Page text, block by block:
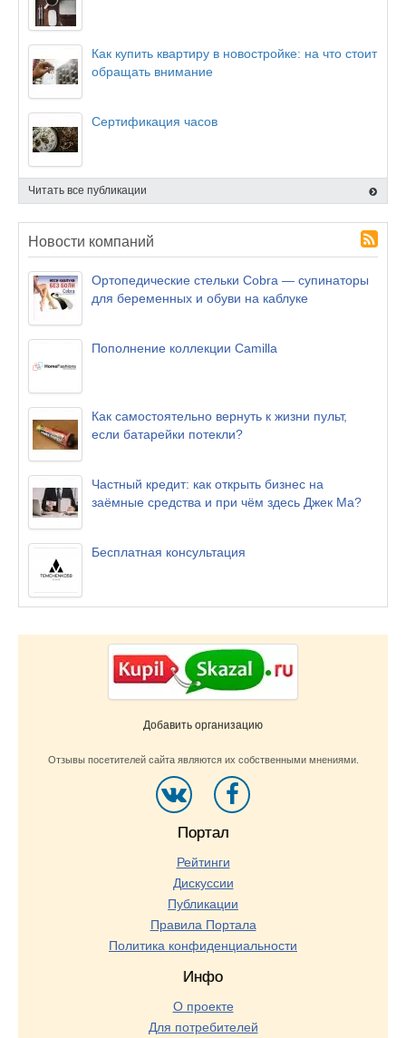
Как купить квартиру в новостройке: на что стоит
обращать внимание
Сертификация часов
Читать все публикации
Новости компаний
Ортопедические стельки Cobra — супинаторы
для беременных и обуви на каблуке
Пополнение коллекции Camilla
Как самостоятельно вернуть к жизни пульт,
если батарейки потекли?
Частный кредит: как открыть бизнес на
заёмные средства и при чём здесь Джек Ма?
Бесплатная консультация
Добавить организацию
Отзывы посетителей сайта являются их собственными мнениями.
Портал
Рейтинги
Дискуссии
Публикации
Правила Портала
Политика конфиденциальности
Инфо
О проекте
Для потребителей